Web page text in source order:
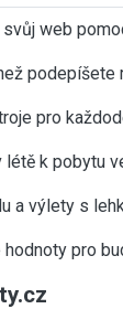
web
podepíšete
pro
k pobytu
a výlety s
pro